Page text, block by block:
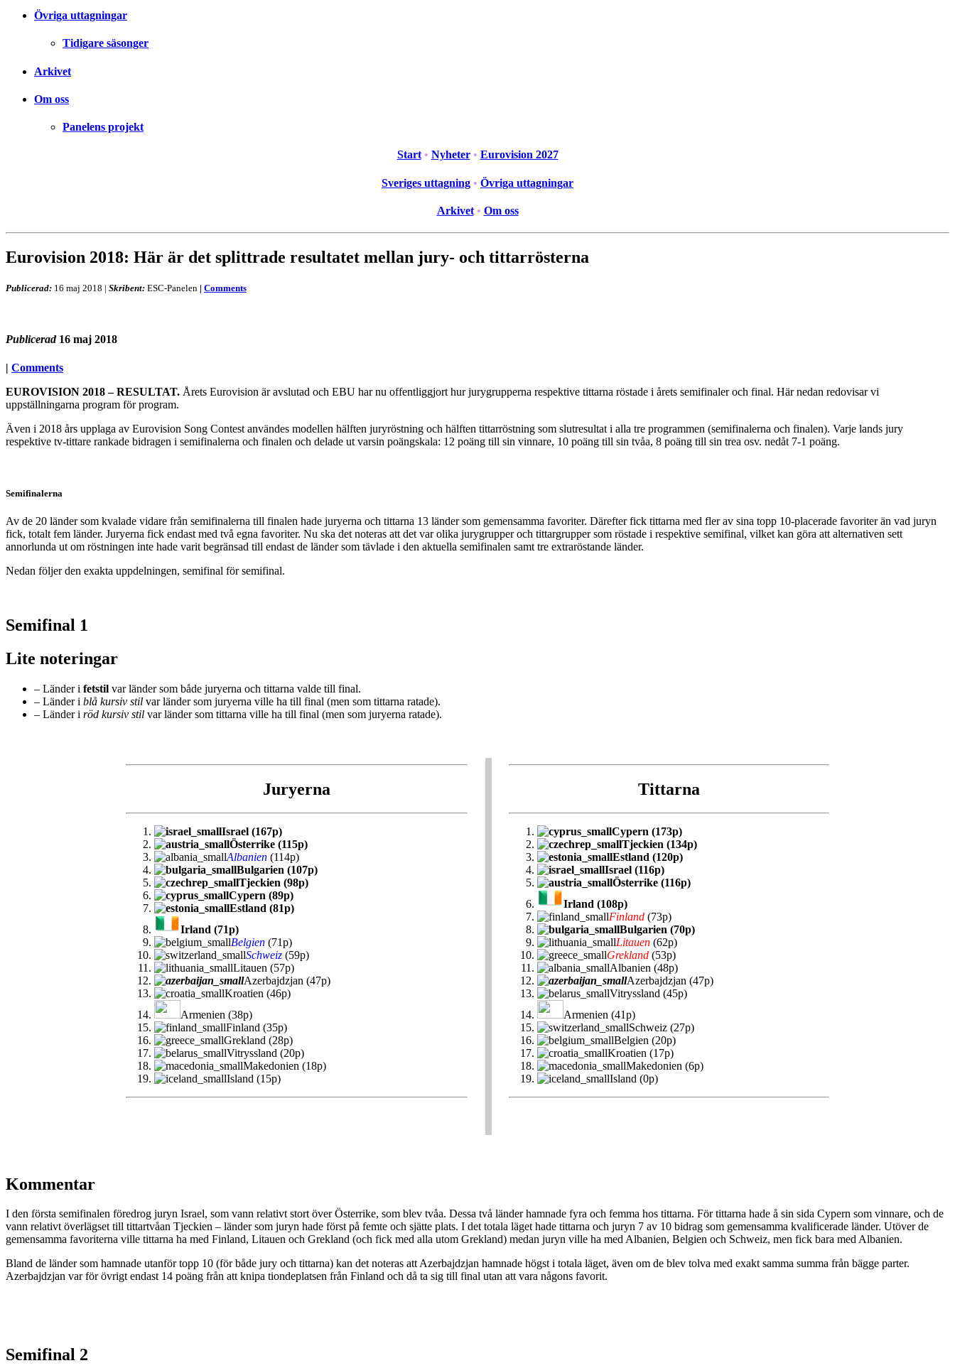
Övriga uttagningar
Tidigare säsonger
Arkivet
Om oss
Panelens projekt
Start • Nyheter • Eurovision 2027
Sveriges uttagning • Övriga uttagningar
Arkivet • Om oss
Eurovision 2018: Här är det splittrade resultatet mellan jury- och tittarrösterna
Publicerad: 16 maj 2018 | Skribent: ESC-Panelen | Comments
Publicerad 16 maj 2018
| Comments
EUROVISION 2018 – RESULTAT. Årets Eurovision är avslutad och EBU har nu offentliggjort hur jurygrupperna respektive tittarna röstade i årets semifinaler och final. Här nedan redovisar vi
uppställningarna program för program.
Även i 2018 års upplaga av Eurovision Song Contest användes modellen hälften juryröstning och hälften tittarröstning som slutresultat i alla tre programmen (semifinalerna och finalen). Varje lands jury
respektive tv-tittare rankade bidragen i semifinalerna och finalen och delade ut varsin poängskala: 12 poäng till sin vinnare, 10 poäng till sin tvåa, 8 poäng till sin trea osv. nedåt 7-1 poäng.
Semifinalerna
Av de 20 länder som kvalade vidare från semifinalerna till finalen hade juryerna och tittarna 13 länder som gemensamma favoriter. Därefter fick tittarna med fler av sina topp 10-placerade favoriter än vad juryn
fick, totalt fem länder. Juryerna fick endast med två egna favoriter. Nu ska det noteras att det var olika jurygrupper och tittargrupper som röstade i respektive semifinal, vilket kan göra att alternativen sett
annorlunda ut om röstningen inte hade varit begränsad till endast de länder som tävlade i den aktuella semifinalen samt tre extraröstande länder.
Nedan följer den exakta uppdelningen, semifinal för semifinal.
Semifinal 1
Lite noteringar
– Länder i fetstil var länder som både juryerna och tittarna valde till final.
– Länder i blå kursiv stil var länder som juryerna ville ha till final (men som tittarna ratade).
– Länder i röd kursiv stil var länder som tittarna ville ha till final (men som juryerna ratade).
Juryerna
Israel (167p)
Österrike (115p)
Albanien (114p)
Bulgarien (107p)
Tjeckien (98p)
Cypern (89p)
Estland (81p)
Irland (71p)
Belgien (71p)
Schweiz (59p)
Litauen (57p)
Azerbajdzjan (47p)
Kroatien (46p)
Armenien (38p)
Finland (35p)
Grekland (28p)
Vitryssland (20p)
Makedonien (18p)
Island (15p)
Tittarna
Cypern (173p)
Tjeckien (134p)
Estland (120p)
Israel (116p)
Österrike (116p)
Irland (108p)
Finland (73p)
Bulgarien (70p)
Litauen (62p)
Grekland (53p)
Albanien (48p)
Azerbajdzjan (47p)
Vitryssland (45p)
Armenien (41p)
Schweiz (27p)
Belgien (20p)
Kroatien (17p)
Makedonien (6p)
Island (0p)
Kommentar
I den första semifinalen föredrog juryn Israel, som vann relativt stort över Österrike, som blev tvåa. Dessa två länder hamnade fyra och femma hos tittarna. För tittarna hade å sin sida Cypern som vinnare, och de
vann relativt överlägset till tittartvåan Tjeckien – länder som juryn hade först på femte och sjätte plats. I det totala läget hade tittarna och juryn 7 av 10 bidrag som gemensamma kvalificerade länder. Utöver de
gemensamma favoriterna ville tittarna ha med Finland, Litauen och Grekland (och fick med alla utom Grekland) medan juryn ville ha med Albanien, Belgien och Schweiz, men fick bara med Albanien.
Bland de länder som hamnade utanför topp 10 (för både jury och tittarna) kan det noteras att Azerbajdzjan hamnade högst i totala läget, även om de blev tolva med exakt samma summa från bägge parter.
Azerbajdzjan var för övrigt endast 14 poäng från att knipa tiondeplatsen från Finland och då ta sig till final utan att vara någons favorit.
Semifinal 2